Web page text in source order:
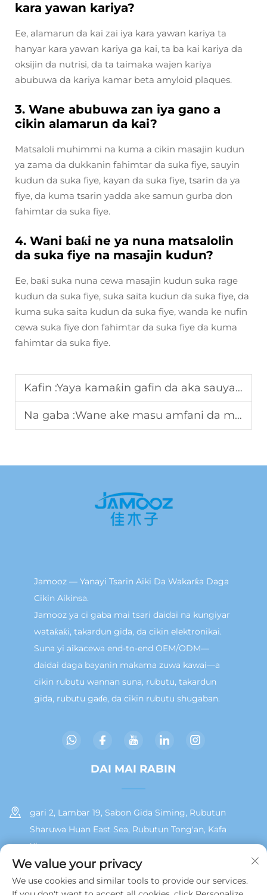
kara yawan kariya?
Ee, alamarun da kai zai iya kara yawan kariya ta
hanyar kara yawan kariya ga kai, ta ba kai kariya da
oksijin da nutrisi, da ta taimaka wajen kariya
abubuwa da kariya kamar beta amyloid plaques.
3. Wane abubuwa zan iya gano a
cikin alamarun da kai?
Matsaloli muhimmi na kuma a cikin masajin kudun
ya zama da dukkanin fahimtar da suka fiye, sauyin
kudun da suka fiye, kayan da suka fiye, tsarin da ya
fiye, da kuma tsarin yadda ake samun gurba don
fahimtar da suka fiye.
4. Wani baƙi ne ya nuna matsalolin
da suka fiye na masajin kudun?
Ee, baƙi suka nuna cewa masajin kudun suka rage
kudun da suka fiye, suka saita kudun da suka fiye, da
kuma suka saita kudun da suka fiye, wanda ke nufin
cewa suka fiye don fahimtar da suka fiye da kuma
fahimtar da suka fiye.
Kafin :Yaya kamaƙin gafin da aka sauya harshen hankali taƙawa tsaro mai aiki?
Na gaba :Wane ake masu amfani da massager na kaki ya saita shugaban dukkanin damar da yawa?
Jamooz — Yanayi Tsarin Aiki Da Wakarƙa Daga
Cikin Aikinsa.
Jamooz ya ci gaba mai tsari daidai na kungiyar
wataƙaƙi, takardun gida, da cikin elektronikai.
Suna yi aikacewa end-to-end OEM/ODM—
daidai daga bayanin makama zuwa kawai—a
cikin rubutu wannan suna, rubutu, takardun
gida, rubutu gaɗe, da cikin rubutu shugaban.
DAI MAI RABIN
gari 2, Lambar 19, Sabon Gida Siming, Rubutun
Sharuwa Huan East Sea, Rubutun Tong'an, Kafa
Xiamen
+86 13215929911
We value your privacy
We use cookies and similar tools to provide our services.